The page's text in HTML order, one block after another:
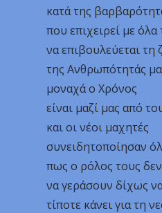
κατά της
που επιχειρεί με όλα
να επιβουλεύεται τη
της Ανθρωπότητάς
μοναχά ο Χρόνος
είναι μαζί μας από
και οι νέοι μαχητές
συνειδητοποίησαν
πως ο ρόλος τους
να γεράσουν δίχως
τίποτε κάνει για τη